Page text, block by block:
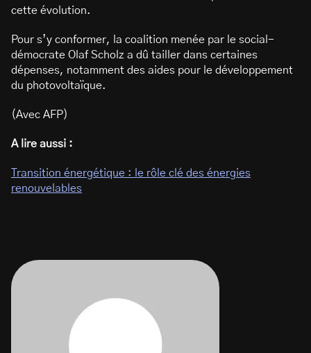
cette évolution.
Pour s’y conformer, la coalition menée par le social-
démocrate Olaf Scholz a dû tailler dans certaines
dépenses, notamment des aides pour le développement
du photovoltaïque.
(Avec AFP)
A lire aussi :
Transition énergétique : le rôle clé des énergies
renouvelables